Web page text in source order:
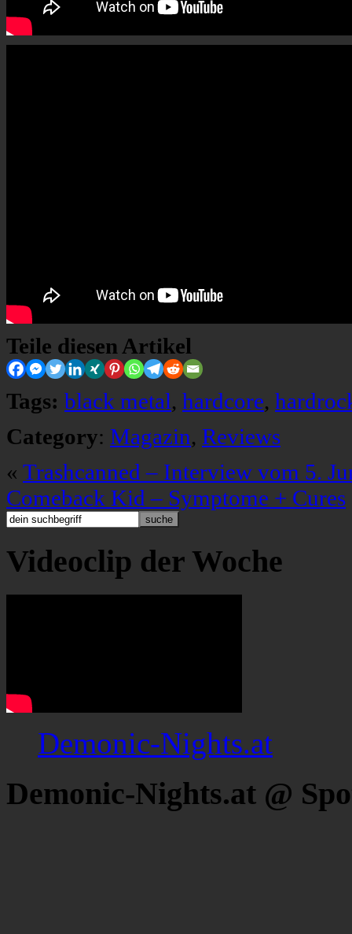
Teile diesen Artikel
Tags: black metal, hardcore,
Category: Magazin, Reviews
« Trashcanned – Interview vom 5.
Comeback Kid – Symptome + Cures
Videoclip der Woche
Demonic-Nights.at
Demonic-Nights.at @